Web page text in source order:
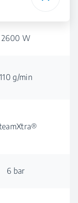
2600 W
110 g/min
6 bar